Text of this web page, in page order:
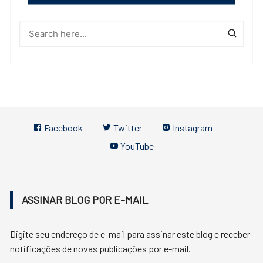
Facebook Twitter
Instagram
YouTube
ASSINAR BLOG POR E-MAIL
Digite seu endereço de e-mail para assinar este blog e receber
notificações de novas publicações por e-mail.